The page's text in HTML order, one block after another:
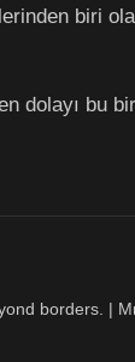
biri
dolayı bu
borders. |